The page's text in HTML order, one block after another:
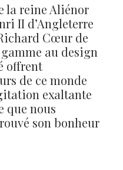
la reine Aliénor
II d’Angleterre
Cœur de
au design
offrent
de ce monde
exaltante
que nous
son bonheur